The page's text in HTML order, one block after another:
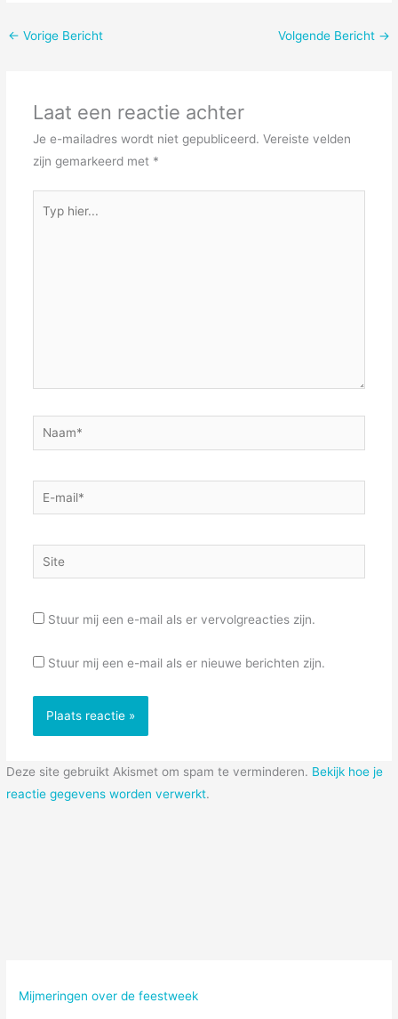
← Vorige Bericht Volgende Bericht →
Laat een reactie achter
Je e-mailadres wordt niet gepubliceerd. Vereiste velden
zijn gemarkeerd met *
hier...
Naam*
E-
mail*
Site
Stuur mij een e-mail als er vervolgreacties zijn.
Stuur mij een e-mail als er nieuwe berichten zijn.
Deze site gebruikt Akismet om spam te verminderen. Bekijk hoe je
reactie gegevens worden verwerkt.
Mijmeringen over de feestweek